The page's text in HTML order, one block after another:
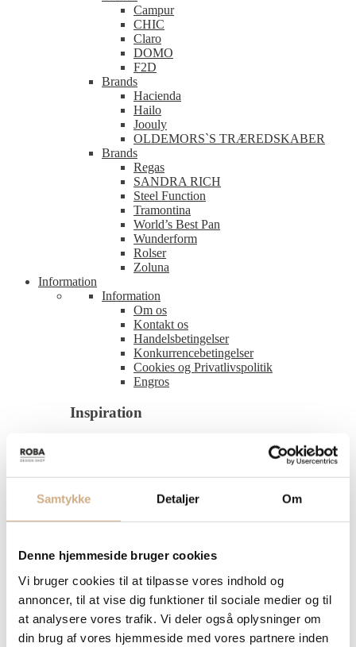
Samtykke Detaljer Om
Denne hjemmeside bruger cookies
Vi bruger cookies til at tilpasse vores indhold og
annoncer, til at vise dig funktioner til sociale medier og til
at analysere vores trafik. Vi deler også oplysninger om
din brug af vores hjemmeside med vores partnere inden
Campur
CHIC
Claro
DOMO
F2D
Brands
Hacienda
Hailo
Joouly
OLDEMORS`S TRÆREDSKABER
Brands
Regas
SANDRA RICH
Steel Function
Tramontina
World’s Best Pan
Wunderform
Rolser
Zoluna
Information
Information
Om os
Kontakt os
Handelsbetingelser
Konkurrencebetingelser
Cookies og Privatlivspolitik
Engros
Inspiration
Croquetas de setas en mambo – Svampekroketter
Tapas til mange? Server et overdådigt tapasbord
Gryder
Gryder med pastaindsats
Gryder til induktion
Ovnfaste gryder
Ovnfaste kasseroller